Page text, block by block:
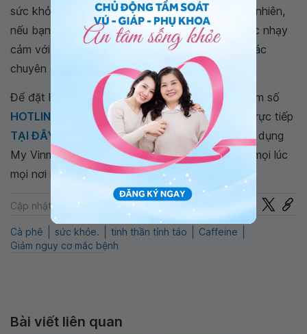
sức khỏe và tăng cường hiệu suất làm việc. Tuy nhiên,
nếu bạn có bất kỳ vấn đề về sức khỏe nào hoặc nhạy
cảm với cafein, bạn nên tham khảo ý kiến ​​của các
chuyên gia y tế trước khi sử dụng.
Để đặt lịch khám tại viện, Quý khách vui lòng bấm số
HOTLINE
, đặt mua GÓI DỊCH VỤhoặc đặt lịch trực tiếp
TẠI ĐÂY
. Tải và đặt lịch khám tự động trên ứng dụng
My Vinmec để quản lý, theo dõi lịch và đặt hẹn mọi lúc
mọi nơi ngay trên ứng dụng.
Cập nhật: 22-07-2024
Cà phê sức khỏe. tinh thần tỉnh táo
Caffeine
Giảm nguy cơ mắc bệnh
Bài viết liên quan